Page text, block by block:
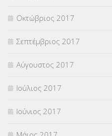
Οκτώβριος 2017
Σεπτέμβριος 2017
Αύγουστος 2017
Ιούλιος 2017
Ιούνιος 2017